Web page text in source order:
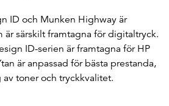
ID och Munken Highway är
är särskilt framtagna för digitaltryck.
ID-serien är framtagna för HP
är anpassad för bästa prestanda,
toner och tryckkvalitet.